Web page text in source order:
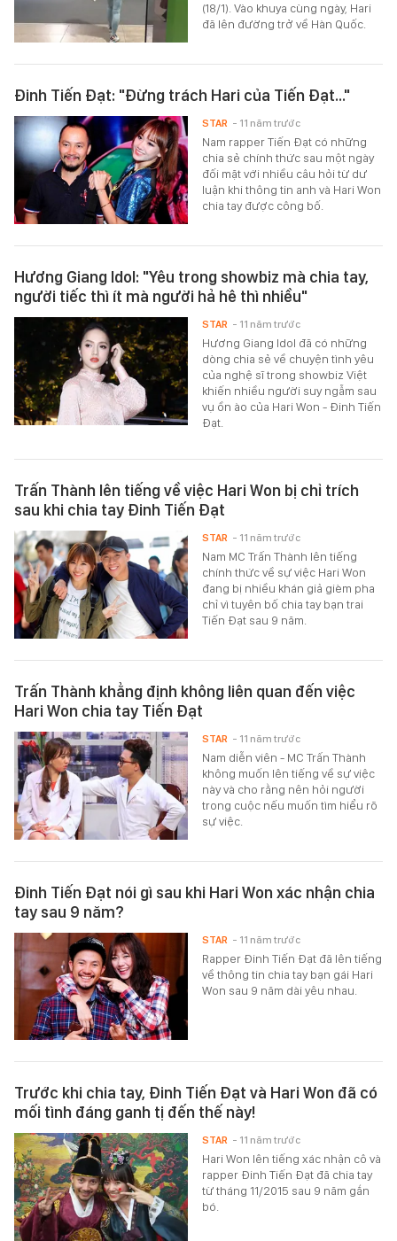
(18/1). Vào khuya cùng ngày, Hari
đã lên đường trở về Hàn Quốc.
Đinh Tiến Đạt: "Đừng trách Hari của Tiến Đạt..."
Nam rapper Tiến Đạt có những
chia sẻ chính thức sau một ngày
đối mặt với nhiều câu hỏi từ dư
luận khi thông tin anh và Hari Won
chia tay được công bố.
STAR - 11 năm trước
Hương Giang Idol: "Yêu trong showbiz mà chia tay,
người tiếc thì ít mà người hả hê thì nhiều"
Hương Giang Idol đã có những
dòng chia sẻ về chuyện tình yêu
của nghệ sĩ trong showbiz Việt
khiến nhiều người suy ngẫm sau
vụ ồn ào của Hari Won - Đinh Tiến
Đạt.
STAR - 11 năm trước
Trấn Thành lên tiếng về việc Hari Won bị chỉ trích
sau khi chia tay Đinh Tiến Đạt
Nam MC Trấn Thành lên tiếng
chính thức về sự việc Hari Won
đang bị nhiều khán giả gièm pha
chỉ vì tuyên bố chia tay bạn trai
Tiến Đạt sau 9 năm.
STAR - 11 năm trước
Trấn Thành khẳng định không liên quan đến việc
Hari Won chia tay Tiến Đạt
Nam diễn viên - MC Trấn Thành
không muốn lên tiếng về sự việc
này và cho rằng nên hỏi người
trong cuộc nếu muốn tìm hiểu rõ
sự việc.
STAR - 11 năm trước
Đinh Tiến Đạt nói gì sau khi Hari Won xác nhận chia
tay sau 9 năm?
Rapper Đinh Tiến Đạt đã lên tiếng
về thông tin chia tay bạn gái Hari
Won sau 9 năm dài yêu nhau.
STAR - 11 năm trước
Trước khi chia tay, Đinh Tiến Đạt và Hari Won đã có
mối tình đáng ganh tị đến thế này!
Hari Won lên tiếng xác nhận cô và
rapper Đinh Tiến Đạt đã chia tay
từ tháng 11/2015 sau 9 năm gắn
bó.
STAR - 11 năm trước